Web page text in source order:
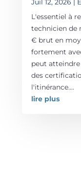
Juil 12, 2026 |
L'essentiel à
technicien de
€ brut en
fortement
peut
des
l'itinérance....
lire plus